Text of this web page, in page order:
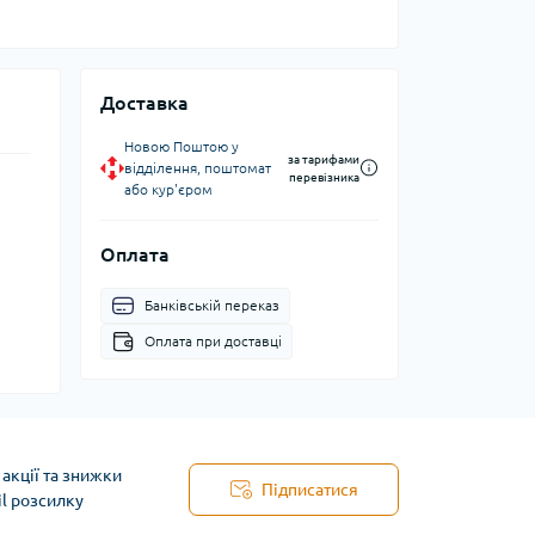
Доставка
Новою Поштою у
відділення, поштомат
або кур'єром
за тарифами
перевізника
Оплата
Банківській переказ
Оплата при доставці
та знижки
розсилку
Підписатися